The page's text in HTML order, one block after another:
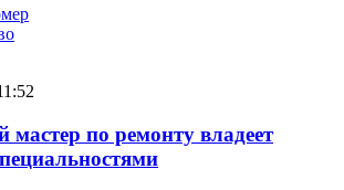
по ремонту владеет